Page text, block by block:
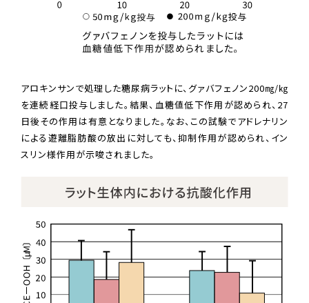
アロキンサンで処理した糖尿病ラットに、グァバフェノン200㎎/㎏
を連続経口投与しました。結果、血糖値低下作用が認められ、27
日後その作用は有意となりました。なお、この試験でアドレナリン
による遊離脂肪酸の放出に対しても、抑制作用が認められ、イン
スリン様作用が示唆されました。